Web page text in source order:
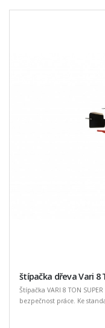
štípačka dřeva Vari 8
Štípačka VARI 8 TON
bezpečnost práce. Ke